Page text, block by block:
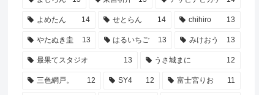
よめたん 14 せとらん 14 chihiro 13
やたぬき圭 13 はるいちご 13 みけおう 13
最果てスタジオ 13 うさ城まに 12
三色網戸。 12 SY4 12 富士宮りお 11